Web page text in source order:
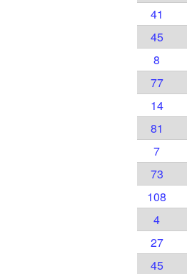
41
45
8
77
14
81
7
73
108
4
27
45